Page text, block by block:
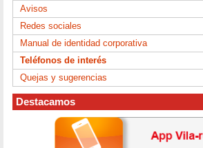
Avisos
Redes sociales
Manual de identidad corporativa
Teléfonos de interés
Quejas y sugerencias
Destacamos